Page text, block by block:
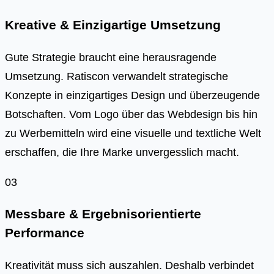
Kreative & Einzigartige Umsetzung
Gute Strategie braucht eine herausragende
Umsetzung. Ratiscon verwandelt strategische
Konzepte in einzigartiges Design und überzeugende
Botschaften. Vom Logo über das Webdesign bis hin
zu Werbemitteln wird eine visuelle und textliche Welt
erschaffen, die Ihre Marke unvergesslich macht.
03
Messbare & Ergebnisorientierte
Performance
Kreativität muss sich auszahlen. Deshalb verbindet